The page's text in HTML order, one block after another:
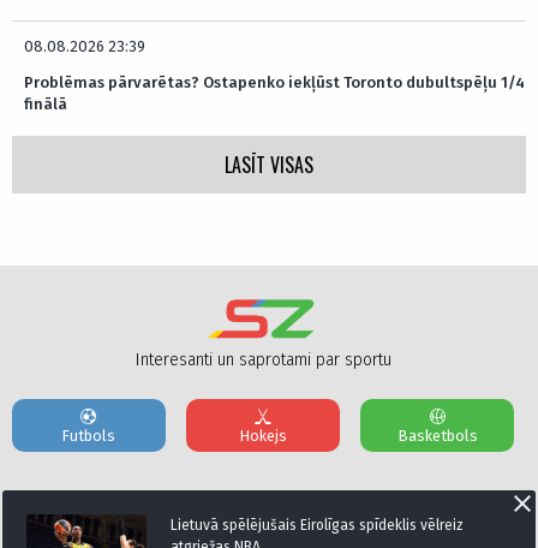
08.08.2026 23:39
Problēmas pārvarētas? Ostapenko iekļūst Toronto dubultspēļu 1/4
finālā
LASĪT VISAS
Lietuvā spēlējušais Eirolīgas spīdeklis vēlreiz
Interesanti un saprotami par sportu
Futbols Hokejs Basketbols
Par mums Reklāmas Parametri Kontakti